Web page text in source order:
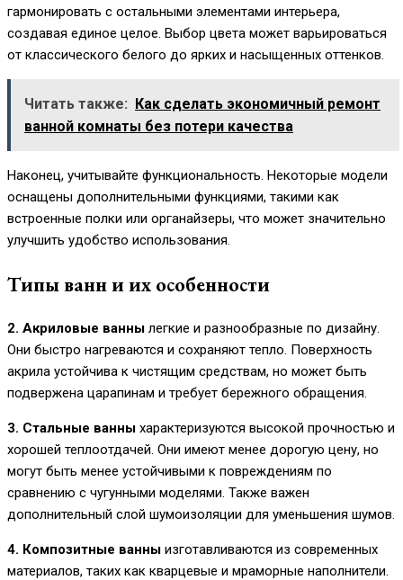
гармонировать с остальными элементами интерьера,
создавая единое целое. Выбор цвета может варьироваться
от классического белого до ярких и насыщенных оттенков.
Читать также:
Как сделать экономичный ремонт
ванной комнаты без потери качества
Наконец, учитывайте функциональность. Некоторые модели
оснащены дополнительными функциями, такими как
встроенные полки или органайзеры, что может значительно
улучшить удобство использования.
Типы ванн и их особенности
2. Акриловые ванны легкие и разнообразные по дизайну.
Они быстро нагреваются и сохраняют тепло. Поверхность
акрила устойчива к чистящим средствам, но может быть
подвержена царапинам и требует бережного обращения.
3. Стальные ванны характеризуются высокой прочностью и
хорошей теплоотдачей. Они имеют менее дорогую цену, но
могут быть менее устойчивыми к повреждениям по
сравнению с чугунными моделями. Также важен
дополнительный слой шумоизоляции для уменьшения шумов.
4. Композитные ванны изготавливаются из современных
материалов, таких как кварцевые и мраморные наполнители.